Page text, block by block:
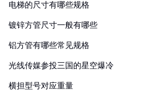
电梯的尺寸有哪些规格
镀锌方管尺寸一般有哪些
铝方管有哪些常见规格
光线传媒参投三国的星空爆冷
横担型号对应重量